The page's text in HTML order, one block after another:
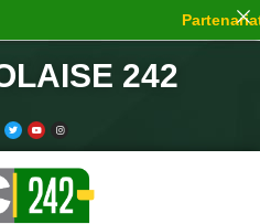
242
Partenariat